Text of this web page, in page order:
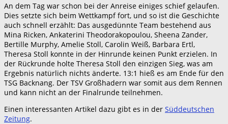
An dem Tag war schon bei der Anreise einiges schief gelaufen.
Dies setzte sich beim Wettkampf fort, und so ist die Geschichte
auch schnell erzählt: Das ausgedünnte Team bestehend aus
Mina Ricken, Ankaterini Theodorakopoulou, Sheena Zander,
Bertille Murphy, Amelie Stoll, Carolin Weiß, Barbara Ertl,
Theresa Stoll konnte in der Hinrunde keinen Punkt erzielen. In
der Rückrunde holte Theresa Stoll den einzigen Sieg, was am
Ergebnis natürlich nichts änderte. 13:1 hieß es am Ende für den
TSG Backnang. Der TSV Großhadern war somit aus dem Rennen
und kann nicht an der Finalrunde teilnehmen.
Einen interessanten Artikel dazu gibt es in der Süddeutschen
Zeitung.